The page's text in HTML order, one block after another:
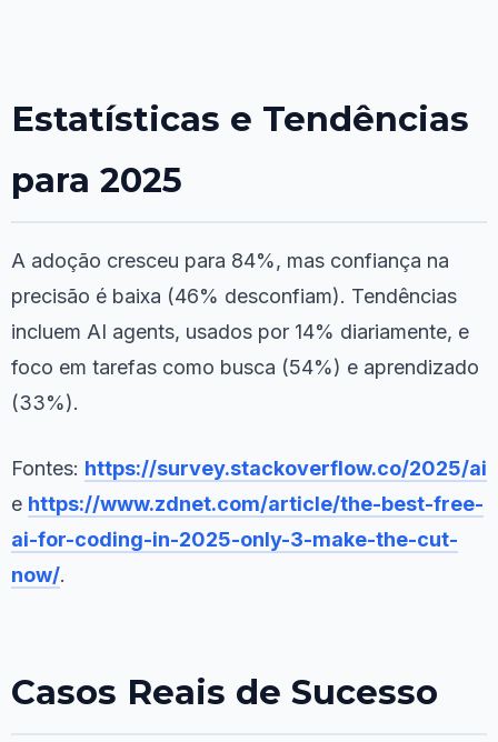
Estatísticas e Tendências
para 2025
A adoção cresceu para 84%, mas confiança na
precisão é baixa (46% desconfiam). Tendências
incluem AI agents, usados por 14% diariamente, e
foco em tarefas como busca (54%) e aprendizado
(33%).
Fontes: https://survey.stackoverflow.co/2025/ai
e https://www.zdnet.com/article/the-best-free-
ai-for-coding-in-2025-only-3-make-the-cut-
now/.
Casos Reais de Sucesso